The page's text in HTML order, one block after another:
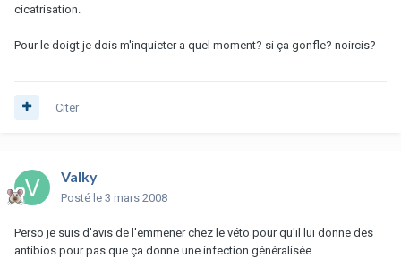
cicatrisation.
Pour le doigt je dois m'inquieter a quel moment? si ça gonfle? noircis?
Citer
Valky
Posté le 3 mars 2008
Perso je suis d'avis de l'emmener chez le véto pour qu'il lui donne des
antibios pour pas que ça donne une infection généralisée.